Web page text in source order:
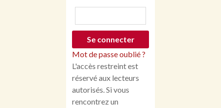
Mot de passe oublié ?
L'accès restreint est
réservé aux lecteurs
autorisés. Si vous
rencontrez un